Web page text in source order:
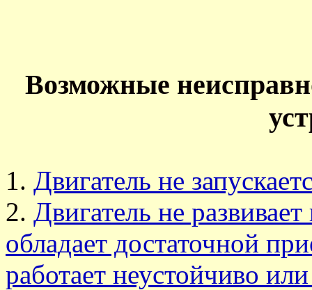
Возможные
Двигатель не
Двигатель не
обладает достаточной
работает неустойчиво